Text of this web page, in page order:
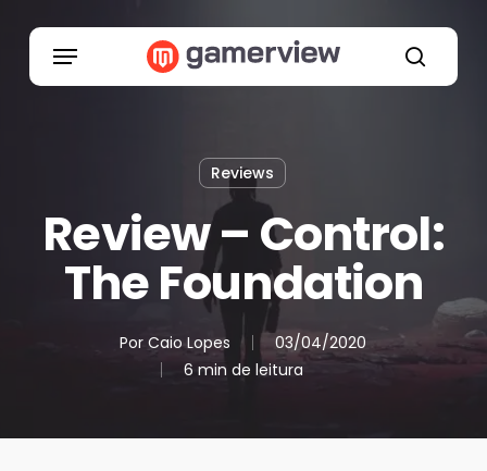
search
Menu
Reviews
Review – Control:
The Foundation
Por Caio Lopes
03/04/2020
6 min de leitura